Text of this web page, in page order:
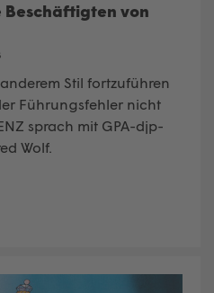
von
Stil fortzuführen
Führungsfehler nicht
sprach mit GPA-djp-
Wolf.